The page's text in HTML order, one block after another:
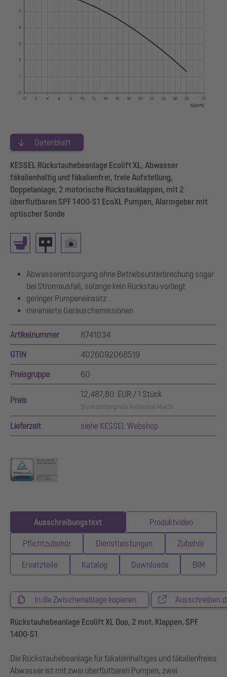
Datenblatt
KESSEL Rückstauhebeanlage Ecolift XL, Abwasser
fäkalienhaltig und fäkalienfrei, freie Aufstellung,
Doppelanlage, 2 motorische Rückstauklappen, mit 2
überflutbaren SPF 1400-S1 EcoXL Pumpen, Alarmgeber mit
optischer Sonde
Abwasserentsorgung ohne Betriebsunterbrechung sogar
bei Stromausfall, solange kein Rückstau vorliegt
geringer Pumpeneinsatz
minimierte Geräuschemissionen
Artikelnummer 8741034
GTIN 4026092068519
Preisgruppe 60
Preis
12.487,80 EUR / 1 Stück
Werkslistenpreis exklusive MwSt.
Lieferzeit siehe KESSEL Webshop
Ausschreibungstext Produktvideo
Pflichtzubehör Dienstleistungen Zubehör
Ersatzteile Katalog Downloads BIM
In die Zwischenablage kopieren
Rückstauhebeanlage Ecolift XL Duo, 2 mot. Klappen, SPF
1400-S1
Die Rückstauhebeanlage für fäkalienhaltiges und fäkalienfreies
Abwasser ist mit zwei überflutbaren Pumpen, zwei